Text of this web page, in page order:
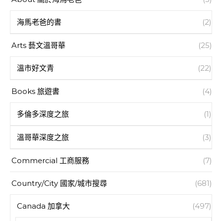
海馬老爸的書 (2)
Arts 藝文溫哥華 (25)
溫市好文青 (22)
Books 旅遊書 (4)
多倫多深度之旅 (1)
溫哥華深度之旅 (3)
Commercial 工商服務 (7)
Country/City 國家/城市搜尋 (681)
Canada 加拿大 (497)